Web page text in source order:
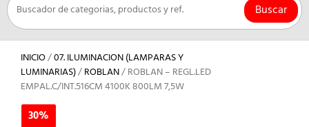
Buscar
INICIO/07. ILUMINACION (LAMPARAS Y
LUMINARIAS)/ROBLAN/ ROBLAN – REGL.LED
EMPAL.C/INT.516CM 4100K 800LM 7,5W
30%
30%